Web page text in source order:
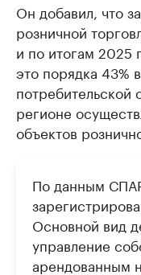
Он добавил, что
розничной
и по итогам 2025
это порядка 43%
регионе
объектов
По данным
Основной вид
управление
арендованным